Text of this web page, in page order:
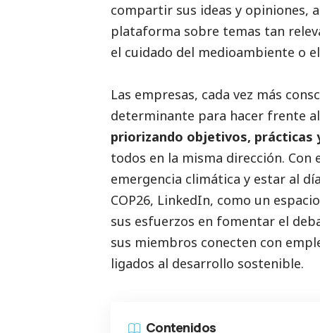
compartir sus ideas y opiniones,
plataforma sobre temas tan
el cuidado del medioambiente o
Las empresas, cada vez más
determinante para hacer frente
priorizando objetivos, prácticas
todos en la misma dirección.
emergencia climática y estar al
COP26, LinkedIn, como un
sus esfuerzos en fomentar el
sus miembros conecten con
ligados al desarrollo sostenible.
Contenidos